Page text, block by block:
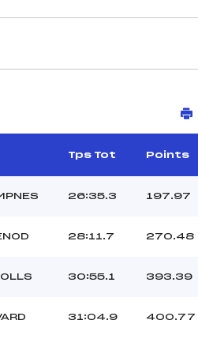
Tps Tot Points
26:35.3 197.97
28:11.7 270.48
30:55.1 393.39
31:04.9 400.77